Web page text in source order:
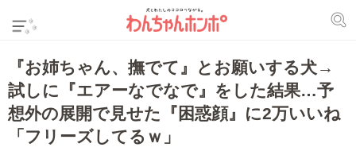
『お姉ちゃん、撫でて』とお願いする犬→
試しに『エアーなでなで』をした結果…予
想外の展開で見せた『困惑顔』に2万いいね
「フリーズしてるｗ」